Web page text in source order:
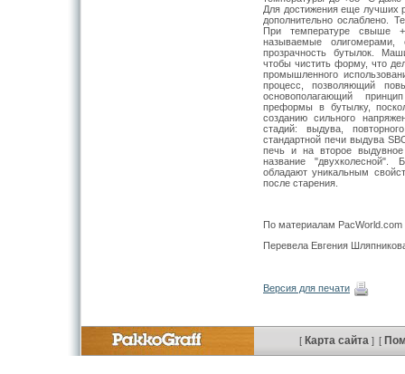
Для достижения еще лучших
дополнительно ослаблено.
При температуре свыше
называемые
прозрачность бутылок.
чтобы чистить форму, что
промышленного
процесс, позволяющий
основополагающий
преформы в бутылку,
созданию сильного
стадий: выдува,
стандартной печи выдува
печь и на второе выдувное
название "двухколесной".
обладают уникальным
после старения.
По материалам PacWorld.com
Перевела Евгения
Версия для печати
[ Карта сайта ] [